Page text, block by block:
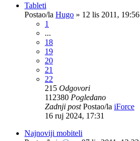
Tableti
Postao/la Hugo » 12 lis 2011, 19:56
1
...
18
19
20
21
22
215 Odgovori
112380 Pogledano
Zadnji postPostao/la iForce
16 ruj 2024, 17:31
Najnoviji mobiteli